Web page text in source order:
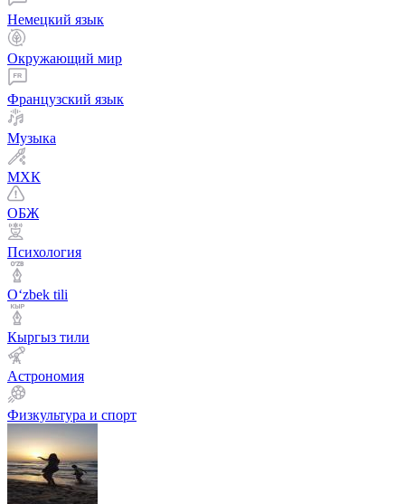
Немецкий язык
Окружающий мир
Французский язык
Музыка
МХК
ОБЖ
Психология
Оʻzbek tili
Кыргыз тили
Астрономия
Физкультура и спорт